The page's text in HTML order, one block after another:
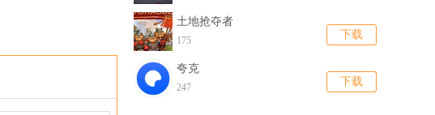
下载
土地抢夺者
175
下载
夸克
247